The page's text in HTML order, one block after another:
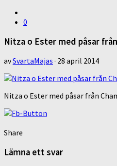
0
Nitza o Ester med påsar
avSvartaMajas · 28 april 2014
Nitza o Ester med påsar från
Share
Lämna ett svar